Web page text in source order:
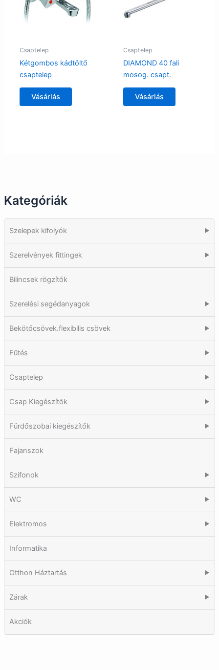
Kategóriák
Szelepek kifolyók ▶
Szerelvények fittingek ▶
Bilincsek rögzítők
Szerelési segédanyagok ▶
Bekötőcsövek.flexibilis csövek ▶
Fűtés ▶
Csaptelep ▶
Csap Kiegészítők ▶
Fürdőszobai kiegészítők ▶
Fajanszok
Szifonok ▶
WC ▶
Elektromos ▶
Informatika
Otthon Háztartás ▶
Zárak ▶
Akciók
Csaptelep
Kétgombos kádtöltő
csaptelep
Vásárlás
Csaptelep
DIAMOND 40 fali
mosog. csapt.
Vásárlás